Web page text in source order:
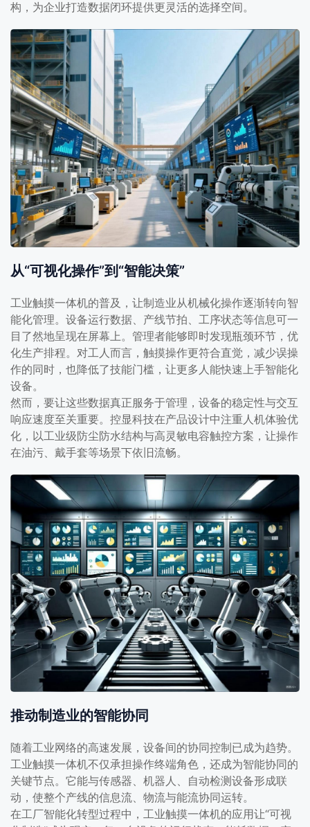
构，为企业打造数据闭环提供更灵活的选择空间。
从“可视化操作”到“智能决策”
工业触摸一体机的普及，让制造业从机械化操作逐渐转向智
能化管理。设备运行数据、产线节拍、工序状态等信息可一
目了然地呈现在屏幕上。管理者能够即时发现瓶颈环节，优
化生产排程。对工人而言，触摸操作更符合直觉，减少误操
作的同时，也降低了技能门槛，让更多人能快速上手智能化
设备。
然而，要让这些数据真正服务于管理，设备的稳定性与交互
响应速度至关重要。控显科技在产品设计中注重人机体验优
化，以工业级防尘防水结构与高灵敏电容触控方案，让操作
在油污、戴手套等场景下依旧流畅。
推动制造业的智能协同
随着工业网络的高速发展，设备间的协同控制已成为趋势。
工业触摸一体机不仅承担操作终端角色，还成为智能协同的
关键节点。它能与传感器、机器人、自动检测设备形成联
动，使整个产线的信息流、物流与能流协同运转。
在工厂智能化转型过程中，工业触摸一体机的应用让“可视